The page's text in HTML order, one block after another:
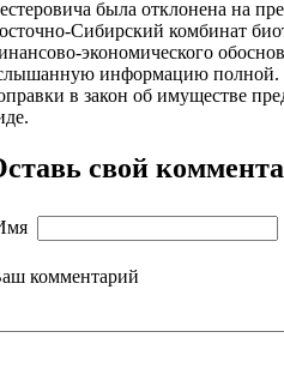
была отклонена на
Сибирский комбинат
экономического
информацию полной.
в закон об имуществе
свой
комментарий